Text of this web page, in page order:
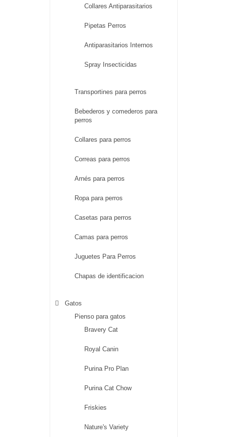
Collares Antiparasitarios
Pipetas Perros
Antiparasitarios Internos
Spray Insecticidas
Transportines para perros
Bebederos y comederos para
perros
Collares para perros
Correas para perros
Arnés para perros
Ropa para perros
Casetas para perros
Camas para perros
Juguetes Para Perros
Chapas de identificacion
Gatos
Pienso para gatos
Bravery Cat
Royal Canin
Purina Pro Plan
Purina Cat Chow
Friskies
Nature's Variety